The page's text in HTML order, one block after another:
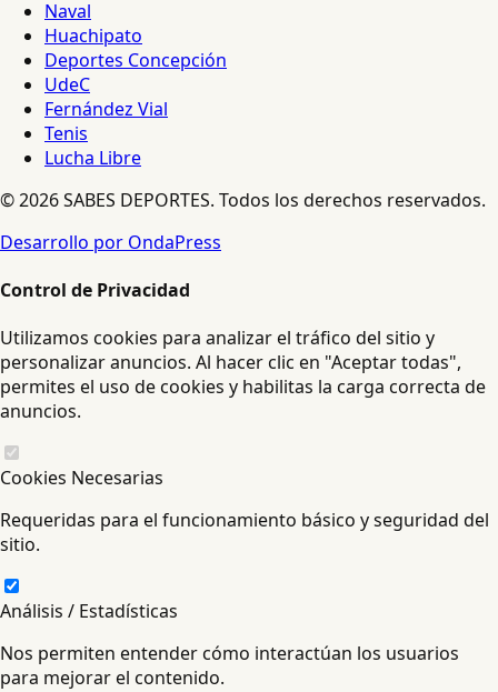
Naval
Huachipato
Deportes Concepción
UdeC
Fernández Vial
Tenis
Lucha Libre
© 2026 SABES DEPORTES. Todos los derechos reservados.
Desarrollo por OndaPress
Control de Privacidad
Utilizamos cookies para analizar el tráfico del sitio y
personalizar anuncios. Al hacer clic en "Aceptar todas",
permites el uso de cookies y habilitas la carga correcta de
anuncios.
Cookies Necesarias
Requeridas para el funcionamiento básico y seguridad del
sitio.
Análisis / Estadísticas
Nos permiten entender cómo interactúan los usuarios
para mejorar el contenido.